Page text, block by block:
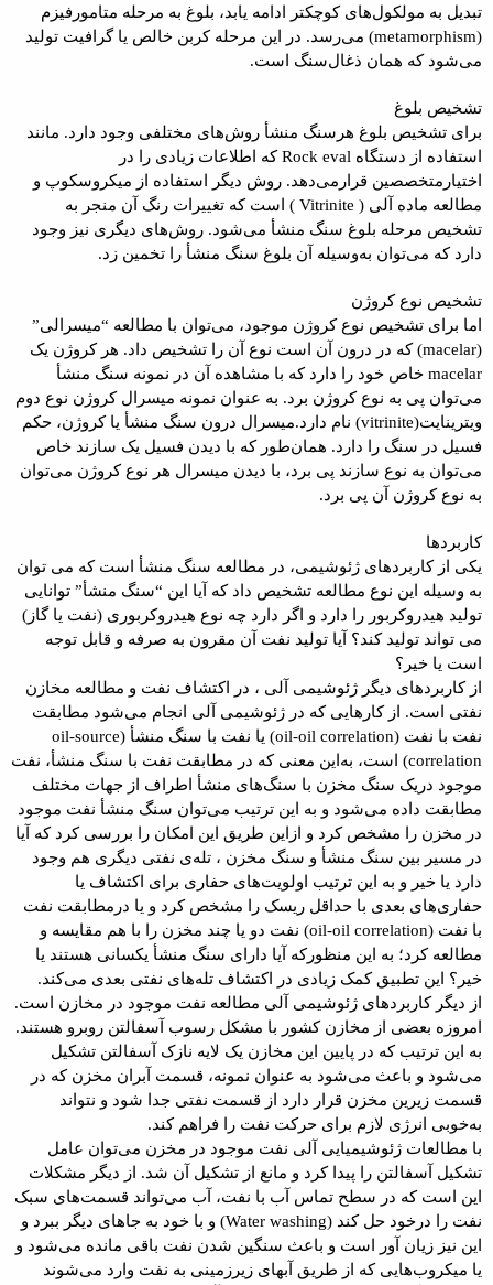
تبدیل به مولکول‌های کوچکتر ادامه یابد، بلوغ به مرحله متامورفیزم
(metamorphism) می‌رسد. در این مرحله کربن خالص یا گرافیت تولید
می‌شود که همان ذغال‌سنگ است.
تشخیص بلوغ
برای تشخیص بلوغ هرسنگ منشأ روش‌های مختلفی وجود دارد. مانند
استفاده از دستگاه Rock eval که اطلاعات زیادی را در
اختیارمتخصصین قرارمی‌دهد. روش دیگر استفاده از میکروسکوپ و
مطالعه ماده آلی ( Vitrinite ) است که تغییرات رنگ آن منجر به
تشخیص مرحله بلوغ سنگ منشأ می‌شود. روش‌های دیگری نیز وجود
دارد که می‌توان به‌وسیله آن بلوغ سنگ منشأ را تخمین زد.
تشخیص نوع کروژن
اما برای تشخیص نوع کروژن موجود، می‌توان با مطالعه “میسرالی”
(macelar) که در درون آن است نوع آن را تشخیص داد. هر کروژن یک
macelar خاص خود را دارد که با مشاهده آن در نمونه سنگ منشأ
می‌توان پی به نوع کروژن برد. به عنوان نمونه میسرال کروژن نوع دوم
ویترینایت(vitrinite) نام دارد.میسرال درون سنگ منشأ یا کروژن، حکم
فسیل در سنگ را دارد. همان‌طور که با دیدن فسیل یک سازند خاص
می‌توان به نوع سازند پی برد، با دیدن میسرال هر نوع کروژن می‌توان
به نوع کروژن آن پی برد.
کاربردها
یکی از کاربردهای ژئوشیمی، در مطالعه سنگ منشأ است که می توان
به‌ وسیله این نوع مطالعه تشخیص داد که آیا این “سنگ منشأ” توانایی
تولید هیدروکربور را دارد و اگر دارد چه نوع هیدروکربوری (نفت یا گاز)‌
می تواند تولید کند؟ آیا تولید نفت آن مقرون به صرفه و قابل توجه
است یا خیر؟
از کاربردهای دیگر ژئوشیمی آلی ، در اکتشاف نفت و مطالعه مخازن
نفتی است. از کارهایی که در ژئوشیمی آلی انجام می‌شود مطابقت
نفت با نفت (oil-oil correlation) یا نفت با سنگ منشأ (oil-source
correlation) است، به‌این معنی که در مطابقت نفت با سنگ منشأ‌، نفت
موجود دریک سنگ مخزن با سنگ‌های منشأ‌ اطراف از جهات مختلف
مطابقت داده می‌شود و به این ترتیب می‌توان سنگ منشأ نفت موجود
در مخزن را مشخص کرد و ازاین طریق این امکان را بررسی کرد که آیا
در مسیر بین سنگ منشأ و سنگ مخزن ، تله‌ی نفتی دیگری هم وجود
دارد یا خیر و به این ترتیب اولویت‌های حفاری برای اکتشاف یا
حفاری‌های بعدی با حداقل ریسک را مشخص کرد و یا درمطابقت نفت
با نفت (oil-oil correlation) نفت دو یا چند مخزن را با هم مقایسه و
مطالعه کرد؛ به این منظورکه آیا دارای سنگ منشأ یکسانی هستند یا
خیر؟ این تطبیق کمک زیادی در اکتشاف تله‌های نفتی بعدی می‌کند.
از دیگر کاربردهای ژئوشیمی آلی مطالعه نفت موجود در مخازن است.
امروزه بعضی از مخازن کشور با مشکل رسوب آسفالتن روبرو هستند.
به این ترتیب که در پایین این مخازن یک لایه نازک آسفالتن تشکیل
می‌شود و باعث می‌شود به عنوان نمونه، قسمت آبران مخزن که در
قسمت زیرین مخزن قرار دارد از قسمت نفتی جدا شود و نتواند
به‌خوبی انرژی لازم برای حرکت نفت را فراهم کند.
با مطالعات ژئوشیمیایی آلی نفت موجود در مخزن می‌توان عامل
تشکیل آسفالتن را پیدا کرد و مانع از تشکیل آن شد. از دیگر مشکلات
این است که در سطح تماس آب با نفت، آب می‌تواند قسمت‌های سبک
نفت را درخود حل کند (Water washing) و با خود به جاهای دیگر ببرد و
این نیز زیان آور است و باعث سنگین شدن نفت باقی مانده می‌شود و
یا میکروب‌هایی که از طریق آبهای زیرزمینی به نفت وارد می‌شوند